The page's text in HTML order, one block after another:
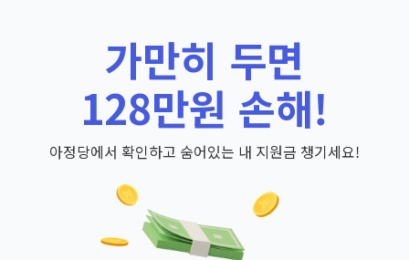
가만히 두면
128만원 손해!
아정당에서 확인하고 숨어있는 내 지원금 챙기세요!